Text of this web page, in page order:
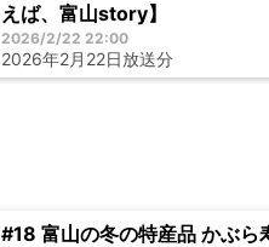
えば、富山story】
2026/2/22 22:00
2026年2月22日放送分
#18 富山の冬の特産品 かぶら